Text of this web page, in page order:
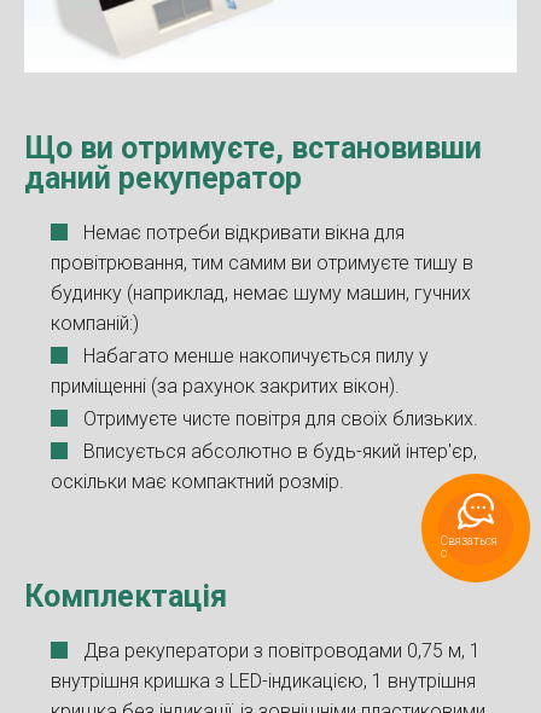
Що ви отримуєте, встановивши
даний рекуператор
Немає потреби відкривати вікна для
провітрювання, тим самим ви отримуєте тишу в
будинку (наприклад, немає шуму машин, гучних
компаній:)
Набагато менше накопичується пилу у
приміщенні (за рахунок закритих вікон).
Отримуєте чисте повітря для своїх близьких.
Вписується абсолютно в будь-який інтер'єр,
оскільки має компактний розмір.
Комплектація
Два рекуператори з повітроводами 0,75 м, 1
внутрішня кришка з LED-індикацією, 1 внутрішня
Связаться
с Recuperator